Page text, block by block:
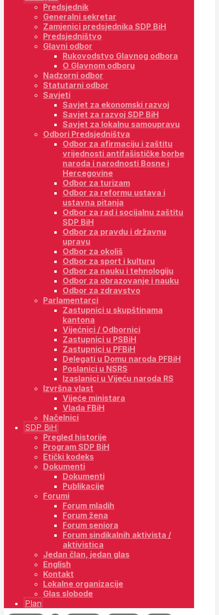
Predsjednik
Generalni sekretar
Zamjenici predsjednika SDP BiH
Predsjedništvo
Glavni odbor
Rukovodstvo Glavnog odbora
O Glavnom odboru
Nadzorni odbor
Statutarni odbor
Savjeti
Savjet za ekonomski razvoj
Savjet za razvoj SDP BiH
Savjet za lokalnu samoupravu
Odbori Predsjedništva
Odbor za afirmaciju i zaštitu
vrijednosti antifašističke borbe
naroda i narodnosti Bosne i
Hercegovine
Odbor za turizam
Odbor za reformu ustava i
ustavna pitanja
Odbor za rad i socijalnu zaštitu
SDP BiH
Odbor za pravdu i državnu
upravu
Odbor za okoliš
Odbor za sport i kulturu
Odbor za nauku i tehnologiju
Odbor za obrazovanje i nauku
Odbor za zdravstvo
Parlamentarci
Zastupnici u skupštinama
kantona
Vijećnici / Odbornici
Zastupnici u PSBiH
Zastupnici u PFBiH
Delegati u Domu naroda PFBiH
Poslanici u NSRS
Izaslanici u Vijeću naroda RS
Izvršna vlast
Vijeće ministara
Vlada FBiH
Načelnici
SDP BiH
Pregled historije
Program SDP BiH
Etički kodeks
Dokumenti
Dokumenti
Publikacije
Forumi
Forum mladih
Forum žena
Forum seniora
Forum sindikalnih aktivista /
aktivistica
Jedan član, jedan glas
English
Kontakt
Lokalne organizacije
Glas slobode
Plan